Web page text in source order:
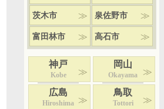
茨木市 泉佐野市
富田林市 高石市
神戸
Kobe
岡山
Okayama
広島
Hiroshima
鳥取
Tottori